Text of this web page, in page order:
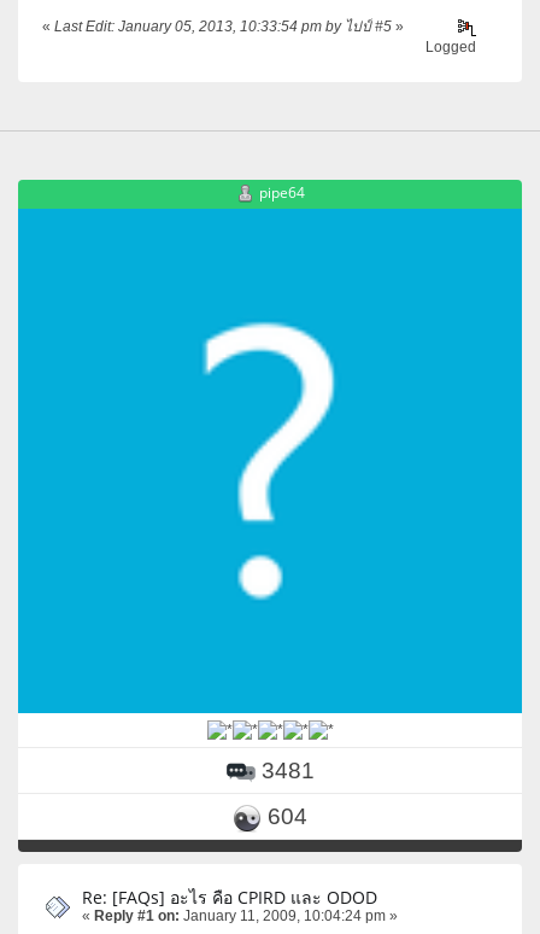
« Last Edit: January 05, 2013, 10:33:54 pm by ไปป์ #5 »
Logged
pipe64
3481
604
Re: [FAQs] อะไร คือ CPIRD และ ODOD
« Reply #1 on: January 11, 2009, 10:04:24 pm »